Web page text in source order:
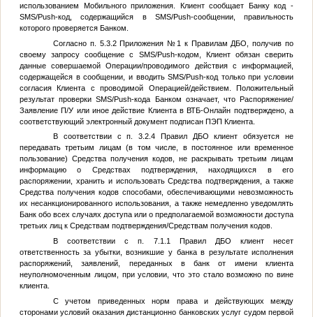
использованием Мобильного приложения. Клиент сообщает Банку код -
SMS/Push-код, содержащийся в SMS/Push-сообщении, правильность
которого проверяется Банком.
Согласно п. 5.3.2 Приложения №1 к Правилам ДБО, получив по
своему запросу сообщение с SMS/Push-кодом, Клиент обязан сверить
данные совершаемой Операции/проводимого действия с информацией,
содержащейся в сообщении, и вводить SMS/Push-код только при условии
согласия Клиента с проводимой Операцией/действием. Положительный
результат проверки SMS/Push-кода Банком означает, что Распоряжение/
Заявление П/У или иное действие Клиента в ВТБ-Онлайн подтверждено, а
соответствующий электронный документ подписан ПЭП Клиента.
В соответствии с п. 3.2.4 Правил ДБО клиент обязуется не
передавать третьим лицам (в том числе, в постоянное или временное
пользование) Средства получения кодов, не раскрывать третьим лицам
информацию о Средствах подтверждения, находящихся в его
распоряжении, хранить и использовать Средства подтверждения, а также
Средства получения кодов способами, обеспечивающими невозможность
их несанкционированного использования, а также немедленно уведомлять
Банк обо всех случаях доступа или о предполагаемой возможности доступа
третьих лиц к Средствам подтверждения/Средствам получения кодов.
В соответствии с п. 7.1.1 Правил ДБО клиент несет
ответственность за убытки, возникшие у банка в результате исполнения
распоряжений, заявлений, переданных в банк от имени клиента
неуполномоченным лицом, при условии, что это стало возможно по вине
клиента.
С учетом приведенных норм права и действующих между
сторонами условий оказания дистанционно банковских услуг судом первой